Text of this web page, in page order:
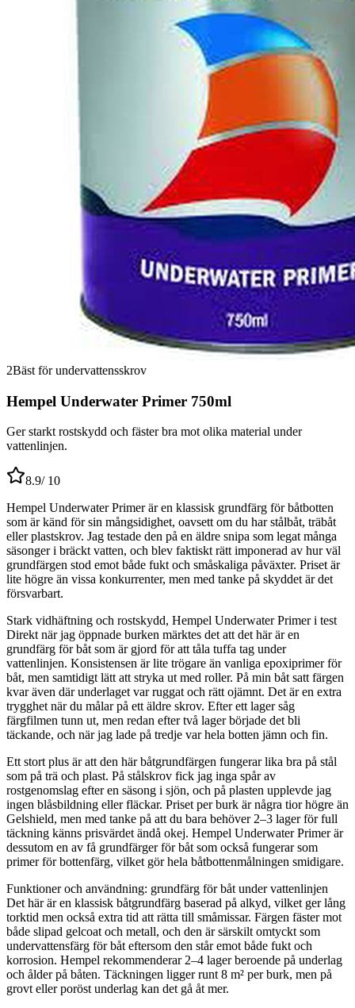
2Bäst för undervattensskrov
Hempel Underwater Primer 750ml
Ger starkt rostskydd och fäster bra mot olika material under
vattenlinjen.
8.9/ 10
Hempel Underwater Primer är en klassisk grundfärg för båtbotten
som är känd för sin mångsidighet, oavsett om du har stålbåt, träbåt
eller plastskrov. Jag testade den på en äldre snipa som legat många
säsonger i bräckt vatten, och blev faktiskt rätt imponerad av hur väl
grundfärgen stod emot både fukt och småskaliga påväxter. Priset är
lite högre än vissa konkurrenter, men med tanke på skyddet är det
försvarbart.
Stark vidhäftning och rostskydd, Hempel Underwater Primer i test
Direkt när jag öppnade burken märktes det att det här är en
grundfärg för båt som är gjord för att tåla tuffa tag under
vattenlinjen. Konsistensen är lite trögare än vanliga epoxiprimer för
båt, men samtidigt lätt att stryka ut med roller. På min båt satt färgen
kvar även där underlaget var ruggat och rätt ojämnt. Det är en extra
trygghet när du målar på ett äldre skrov. Efter ett lager såg
färgfilmen tunn ut, men redan efter två lager började det bli
täckande, och när jag lade på tredje var hela botten jämn och fin.
Ett stort plus är att den här båtgrundfärgen fungerar lika bra på stål
som på trä och plast. På stålskrov fick jag inga spår av
rostgenomslag efter en säsong i sjön, och på plasten upplevde jag
ingen blåsbildning eller fläckar. Priset per burk är några tior högre än
Gelshield, men med tanke på att du bara behöver 2–3 lager för full
täckning känns prisvärdet ändå okej. Hempel Underwater Primer är
dessutom en av få grundfärger för båt som också fungerar som
primer för bottenfärg, vilket gör hela båtbottenmålningen smidigare.
Funktioner och användning: grundfärg för båt under vattenlinjen
Det här är en klassisk båtgrundfärg baserad på alkyd, vilket ger lång
torktid men också extra tid att rätta till småmissar. Färgen fäster mot
både slipad gelcoat och metall, och den är särskilt omtyckt som
undervattensfärg för båt eftersom den står emot både fukt och
korrosion. Hempel rekommenderar 2–4 lager beroende på underlag
och ålder på båten. Täckningen ligger runt 8 m² per burk, men på
grovt eller poröst underlag kan det gå åt mer.